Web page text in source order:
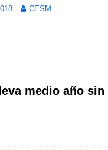
CESM
medio año